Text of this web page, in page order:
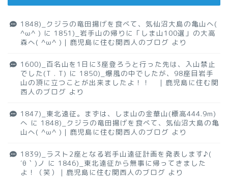
1848)_クジラの竜田揚げを食べて、気仙沼大島の亀山へ(
^ω^ ) に 1851)_岩手山の帰りに「しま山100選」の大高
森へ( ^ω^ )｜鹿児島に住む関西人のブログ より
1600)_百名山を1日に3座登ろうと行った先は、入山禁止
でした(T . T) に 1850)_爆風の中でしたが、98座目岩手
山の頂に立つことが出来ましたよ！！ ｜鹿児島に住む関
西人のブログ より
1847)_東北遠征。まずは、しま山の金華山(標高444.9m)
へ に 1848)_クジラの竜田揚げを食べて、気仙沼大島の亀
山へ( ^ω^ )｜鹿児島に住む関西人のブログ より
1839)_ラスト2座となる岩手山遠征計画を発表します♪(
´θ｀)ノ に 1846)_東北遠征から無事に帰ってきました
よ！（笑）｜鹿児島に住む関西人のブログ より